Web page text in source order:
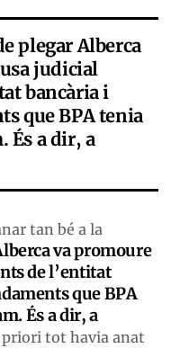
plegar Alberca
judicial
bancària i
que BPA tenia
És a dir, a
tan bé a la
va promoure
de l’entitat
que BPA
És a dir, a
priori tot havia anat